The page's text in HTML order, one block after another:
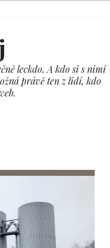
leckdo. A kdo si s nimi
právě ten z lidí, kdo